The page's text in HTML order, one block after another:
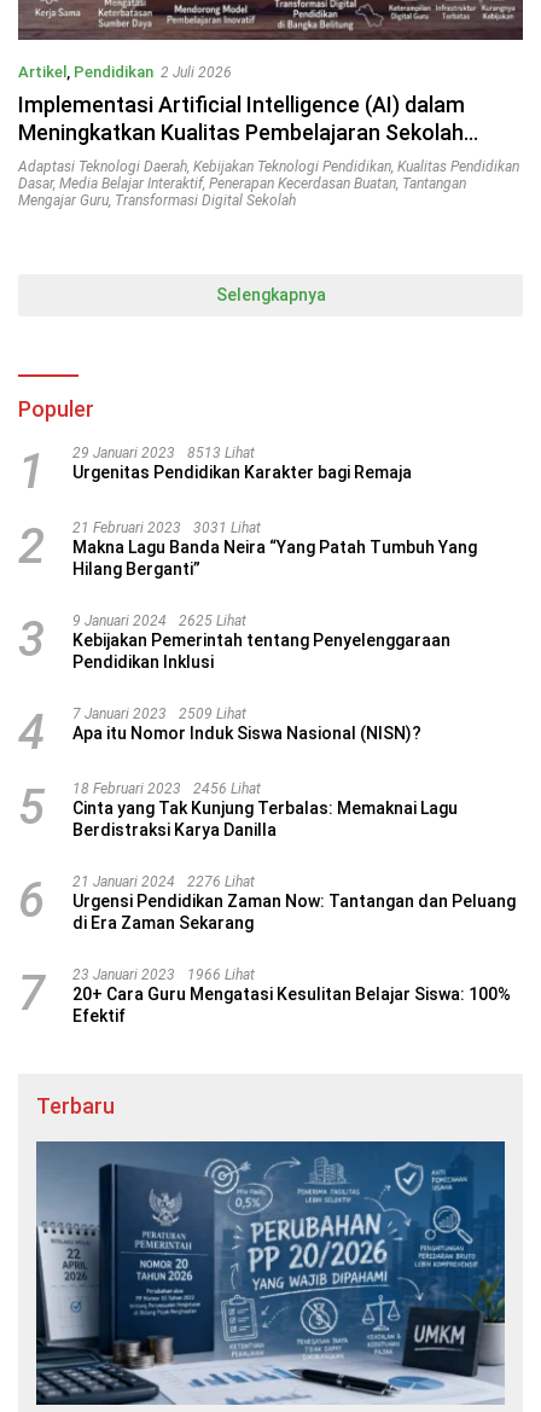
Artikel , Pendidikan 2 Juli 2026
Implementasi Artificial Intelligence (AI) dalam
Meningkatkan Kualitas Pembelajaran Sekolah
Dasar di Bangka Belitung
Adaptasi Teknologi Daerah, Kebijakan Teknologi Pendidikan, Kualitas Pendidikan
Dasar, Media Belajar Interaktif, Penerapan Kecerdasan Buatan, Tantangan
Mengajar Guru, Transformasi Digital Sekolah
Selengkapnya
Populer
1 29 Januari 2023 8513 Lihat
Urgenitas Pendidikan Karakter bagi Remaja
2 21 Februari 2023 3031 Lihat
Makna Lagu Banda Neira “Yang Patah Tumbuh Yang
Hilang Berganti”
3 9 Januari 2024 2625 Lihat
Kebijakan Pemerintah tentang Penyelenggaraan
Pendidikan Inklusi
4 7 Januari 2023 2509 Lihat
Apa itu Nomor Induk Siswa Nasional (NISN)?
5 18 Februari 2023 2456 Lihat
Cinta yang Tak Kunjung Terbalas: Memaknai Lagu
Berdistraksi Karya Danilla
6 21 Januari 2024 2276 Lihat
Urgensi Pendidikan Zaman Now: Tantangan dan Peluang
di Era Zaman Sekarang
7 23 Januari 2023 1966 Lihat
20+ Cara Guru Mengatasi Kesulitan Belajar Siswa: 100%
Efektif
Terbaru